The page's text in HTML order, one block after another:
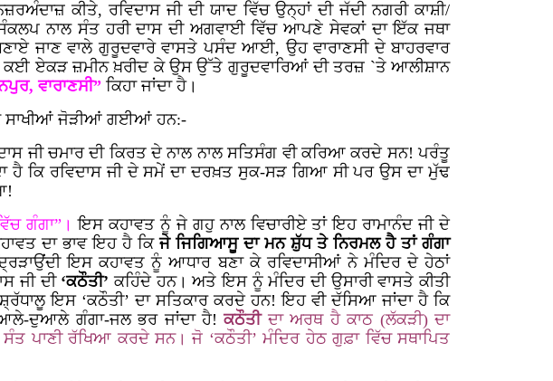
ਕੀਤੇ, ਰਵਿਦਾਸ ਜੀ ਦੀ ਯਾਦ ਵਿੱਚ ਉਨ੍ਹਾਂ ਦੀ ਜੱਦੀ ਨਗਰੀ ਕਾਸ਼ੀ/
ਨਾਲ ਸੰਤ ਹਰੀ ਦਾਸ ਦੀ ਅਗਵਾਈ ਵਿੱਚ ਆਪਣੇ ਸੇਵਕਾਂ ਦਾ ਇੱਕ ਜਥਾ
ਜਾਣ ਵਾਲੇ ਗੁਰੂਦਵਾਰੇ ਵਾਸਤੇ ਪਸੰਦ ਆਈ, ਉਹ ਵਾਰਾਣਸੀ ਦੇ ਬਾਹਰਵਾਰ
ਕਈ ਏਕੜ ਜ਼ਮੀਨ ਖ਼ਰੀਦ ਕੇ ਉਸ ਉੱਤੇ ਗੁਰੂਦਵਾਰਿਆਂ ਦੀ ਤਰਜ਼ `ਤੇ ਆਲੀਸ਼ਾਨ
ਵਾਰਾਣਸੀ” ਕਿਹਾ ਜਾਂਦਾ ਹੈ।
ਸਾਖੀਆਂ ਜੋੜੀਆਂ ਗਈਆਂ ਹਨ:-
ਜੀ ਚਮਾਰ ਦੀ ਕਿਰਤ ਦੇ ਨਾਲ ਨਾਲ ਸਤਿਸੰਗ ਵੀ ਕਰਿਆ ਕਰਦੇ ਸਨ! ਪਰੰਤੂ
ਹੈ ਕਿ ਰਵਿਦਾਸ ਜੀ ਦੇ ਸਮੇਂ ਦਾ ਦਰਖ਼ਤ ਸੁਕ-ਸੜ ਗਿਆ ਸੀ ਪਰ ਉਸ ਦਾ ਮੁੱਢ
ਗੰਗਾ”।ਇਸ ਕਹਾਵਤ ਨੂੰ ਜੇ ਗਹੁ ਨਾਲ ਵਿਚਾਰੀਏ ਤਾਂ ਇਹ ਰਾਮਾਨੰਦ ਜੀ ਦੇ
ਦਾ ਭਾਵ ਇਹ ਹੈ ਕਿਜੇ ਜਿਗਿਆਸੂ ਦਾ ਮਨ ਸ਼ੁੱਧ ਤੇ ਨਿਰਮਲ ਹੈ ਤਾਂ ਗੰਗਾ
ਇਸ ਕਹਾਵਤ ਨੂੰ ਆਧਾਰ ਬਣਾ ਕੇ ਰਵਿਦਾਸੀਆਂ ਨੇ ਮੰਦਿਰ ਦੇ ਹੇਠਾਂ
ਜੀ ਦੀ ‘ਕਠੌਤੀ’ਕਹਿੰਦੇ ਹਨ। ਅਤੇ ਇਸ ਨੂੰ ਮੰਦਿਰ ਦੀ ਉਸਾਰੀ ਵਾਸਤੇ ਕੀਤੀ
ਇਸ ‘ਕਠੌਤੀ’ ਦਾ ਸਤਿਕਾਰ ਕਰਦੇ ਹਨ! ਇਹ ਵੀ ਦੱਸਿਆ ਜਾਂਦਾ ਹੈ ਕਿ
ਆਲੇ-ਦੁਆਲੇ ਗੰਗਾ-ਜਲ ਭਰ ਜਾਂਦਾ ਹੈ!ਕਠੌਤੀ ਦਾ ਅਰਥ ਹੈ ਕਾਠ (ਲੱਕੜੀ) ਦਾ
ਪਾਣੀ ਰੱਖਿਆ ਕਰਦੇ ਸਨ। ਜੋ ‘ਕਠੌਤੀ’ ਮੰਦਿਰ ਹੇਠ ਗੁਫ਼ਾ ਵਿੱਚ ਸਥਾਪਿਤ